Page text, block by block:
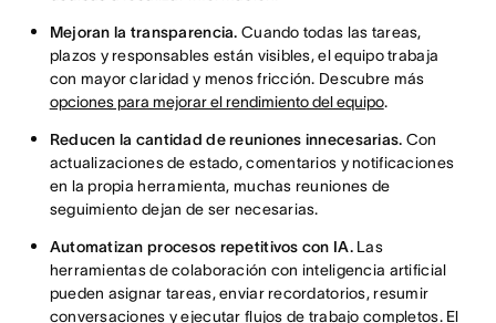
Mejoran la transparencia. Cuando todas las tareas,
plazos y responsables están visibles, el equipo trabaja
con mayor claridad y menos fricción. Descubre más
opciones para mejorar el rendimiento del equipo.
Reducen la cantidad de reuniones innecesarias. Con
actualizaciones de estado, comentarios y notificaciones
en la propia herramienta, muchas reuniones de
seguimiento dejan de ser necesarias.
Automatizan procesos repetitivos con IA.Las
herramientas de colaboración con inteligencia artificial
pueden asignar tareas, enviar recordatorios, resumir
conversaciones y ejecutar flujos de trabajo completos. El